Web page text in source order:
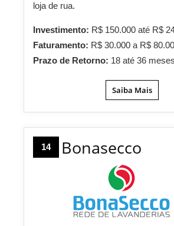
loja de rua.
Investimento: R$ 150.000 até R$
Faturamento: R$ 30.000 a R$
Prazo de Retorno: 18 até 36 meses
Saiba Mais
14 Bonasecco